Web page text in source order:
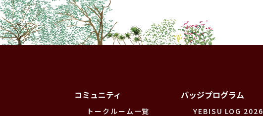
コミュニティ
トークルーム一覧
バッジプログラム
YEBISU LOG 2026